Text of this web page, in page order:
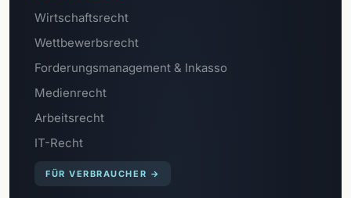
Wirtschaftsrecht
Wettbewerbsrecht
Forderungsmanagement & Inkasso
Medienrecht
Arbeitsrecht
IT-Recht
FÜR VERBRAUCHER →